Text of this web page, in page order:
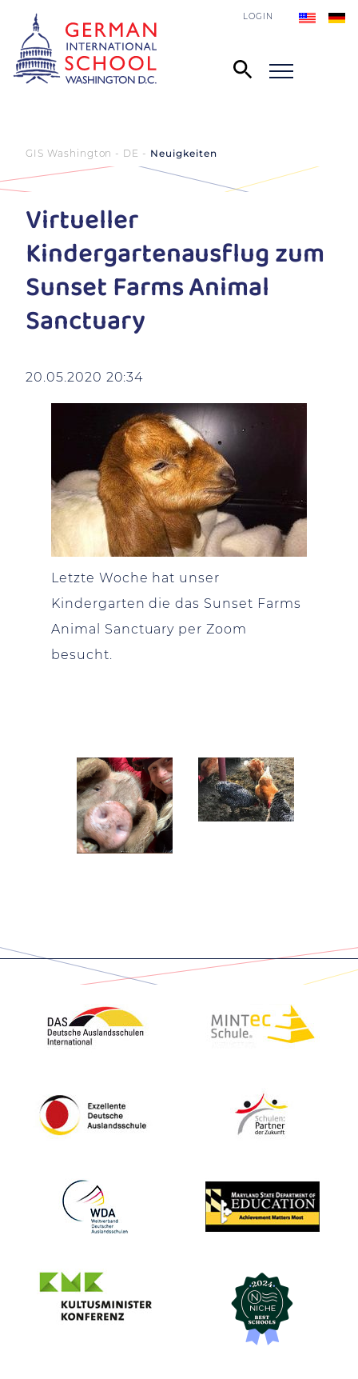
LOGIN
GIS Washington - DE Neuigkeiten
Virtueller
Kindergartenausflug zum
Sunset Farms Animal
Sanctuary
20.05.2020 20:34
Letzte Woche hat unser
Kindergarten die das Sunset Farms
Animal Sanctuary per Zoom
besucht.